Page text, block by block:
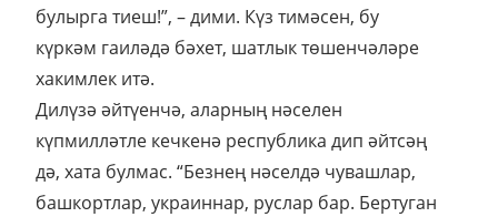
булырга тиеш!”, – дими. Күз тимәсен, бу
күркәм гаиләдә бәхет, шатлык төшенчәләре
хакимлек итә.
Дилүзә әйтүенчә, аларның нәселен
күпмилләтле кечкенә республика дип әйтсәң
дә, хата булмас. “Безнең нәселдә чувашлар,
башкортлар, украиннар, руслар бар. Бертуган